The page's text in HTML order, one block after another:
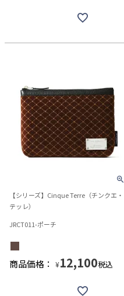
【シリーズ】Cinque Terre（チンクエ・
テッレ）
JRCT011-ポーチ
商品価格： ¥12,100税込